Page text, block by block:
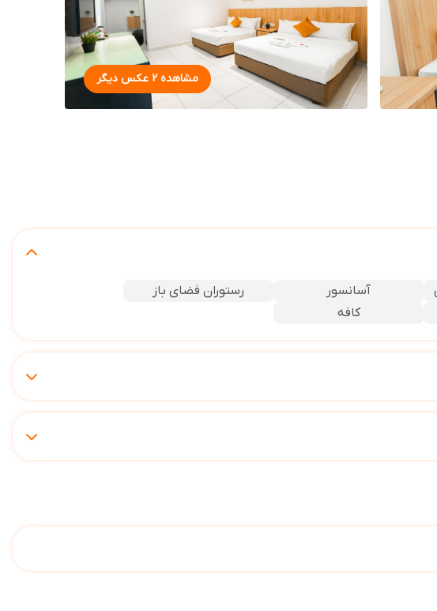
مشاهده 2 عکس دیگر
آسانسور
رستوران فضای باز
کافه
اینترنت بیسیم رایگان در اتاقها اینترنت کابلی رایگان در اتاقها